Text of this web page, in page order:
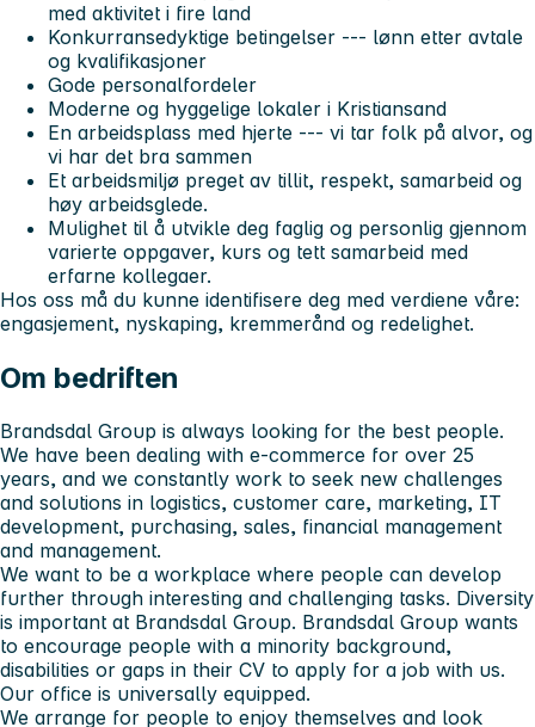
med aktivitet i fire land
Konkurransedyktige betingelser --- lønn etter avtale
og kvalifikasjoner
Gode personalfordeler
Moderne og hyggelige lokaler i Kristiansand
En arbeidsplass med hjerte --- vi tar folk på alvor, og
vi har det bra sammen
Et arbeidsmiljø preget av tillit, respekt, samarbeid og
høy arbeidsglede.
Mulighet til å utvikle deg faglig og personlig gjennom
varierte oppgaver, kurs og tett samarbeid med
erfarne kollegaer.
Hos oss må du kunne identifisere deg med verdiene våre:
engasjement, nyskaping, kremmerånd og redelighet.
Om bedriften
Brandsdal Group is always looking for the best people.
We have been dealing with e-commerce for over 25
years, and we constantly work to seek new challenges
and solutions in logistics, customer care, marketing, IT
development, purchasing, sales, financial management
and management.
We want to be a workplace where people can develop
further through interesting and challenging tasks. Diversity
is important at Brandsdal Group. Brandsdal Group wants
to encourage people with a minority background,
disabilities or gaps in their CV to apply for a job with us.
Our office is universally equipped.
We arrange for people to enjoy themselves and look